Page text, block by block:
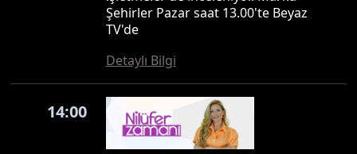
Şehirler Pazar saat 13.00'te Beyaz
TV'de
Detaylı Bilgi
14:00